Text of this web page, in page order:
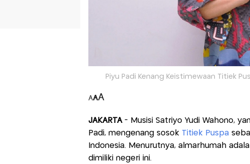
Piyu Padi Kenang Keistimewaan Titiek
AAA
JAKARTA - Musisi Satriyo Yudi Wahono,
Padi, mengenang sosok Titiek Puspa
Indonesia. Menurutnya, almarhumah
dimiliki negeri ini.